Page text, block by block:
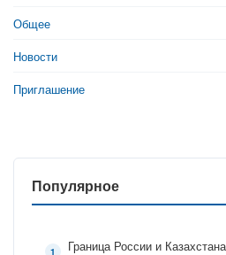
Общее
Новости
Приглашение
Популярное
Граница России и